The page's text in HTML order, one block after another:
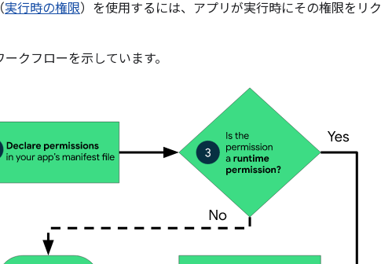
実行時の権限）を使用するには、アプリが実行時にその権限をリク
クフローを示しています。